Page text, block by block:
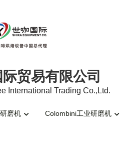
贸易有限公司
International Trading Co.,Ltd.
磨机 Colombini工业研磨机
贸易有限公司
International Trading Co.,Ltd.
磨机 Colombini工业研磨机